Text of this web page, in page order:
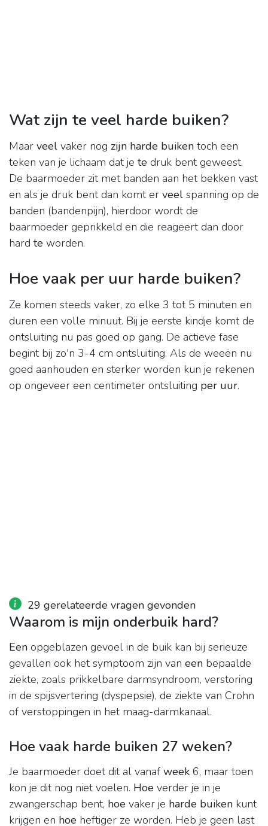
Wat zijn te veel harde buiken?
Maar veel vaker nog zijn harde buiken toch een
teken van je lichaam dat je te druk bent geweest.
De baarmoeder zit met banden aan het bekken vast
en als je druk bent dan komt er veel spanning op de
banden (bandenpijn), hierdoor wordt de
baarmoeder geprikkeld en die reageert dan door
hard te worden.
Hoe vaak per uur harde buiken?
Ze komen steeds vaker, zo elke 3 tot 5 minuten en
duren een volle minuut. Bij je eerste kindje komt de
ontsluiting nu pas goed op gang. De actieve fase
begint bij zo'n 3-4 cm ontsluiting. Als de weeën nu
goed aanhouden en sterker worden kun je rekenen
op ongeveer een centimeter ontsluiting per uur.
29 gerelateerde vragen gevonden
Waarom is mijn onderbuik hard?
Een opgeblazen gevoel in de buik kan bij serieuze
gevallen ook het symptoom zijn van een bepaalde
ziekte, zoals prikkelbare darmsyndroom, verstoring
in de spijsvertering (dyspepsie), de ziekte van Crohn
of verstoppingen in het maag-darmkanaal.
Hoe vaak harde buiken 27 weken?
Je baarmoeder doet dit al vanaf week 6, maar toen
kon je dit nog niet voelen. Hoe verder je in je
zwangerschap bent, hoe vaker je harde buiken kunt
krijgen en hoe heftiger ze worden. Heb je geen last